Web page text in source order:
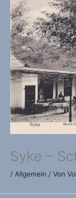
Syke –
/ Allgemein / Von